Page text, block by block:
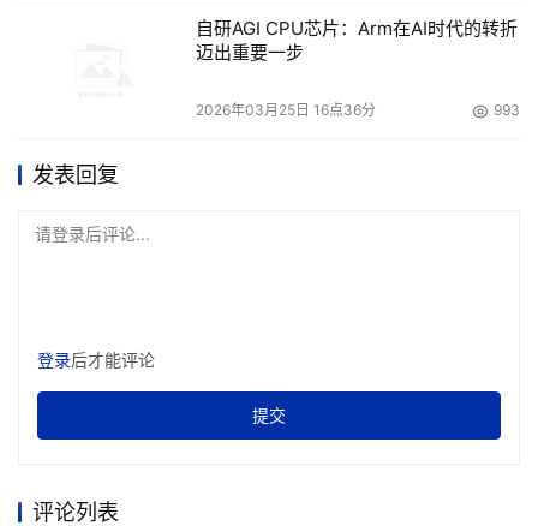
自研AGI CPU芯片：Arm在AI时代的转折
迈出重要一步
2026年03月25日 16点36分 993
发表回复
请登录后评论...
登录后才能评论
提交
评论列表